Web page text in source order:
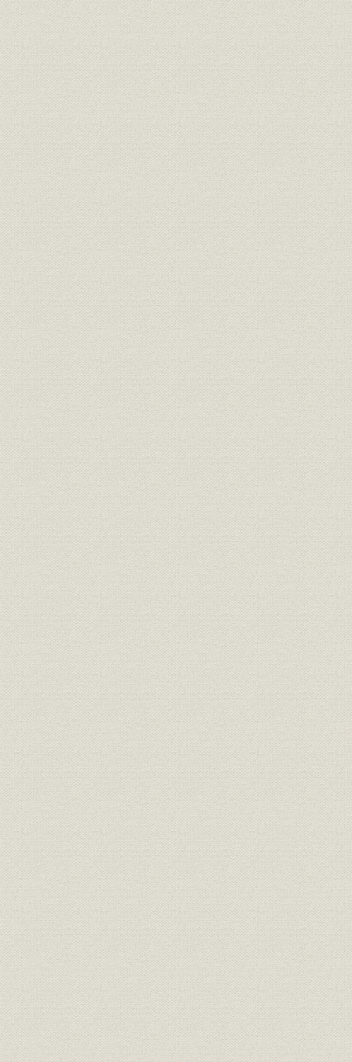
カールトンの来日
沖牙太郎との交渉決裂
岩垂邦彦の決断
3. 日本電気合資会社の設立
WE社の対応
日本電気合資会社
合資会社の課題
第1章 日本電気株式会社の設立(1899~1913年)
第1節 近代産業の確立と情報・通信
1. 条約改正
1899年の条約改正
外国資本の進出
近代産業の確立
2. 第2次電話拡張計画
第1次電話拡張計画と電話利用の拡大
第2次電話拡張計画
電話の普及と利用の多様化
第2節 日本電気株式会社の設立
1. 日本初の外資系企業
日本電気株式会社の設立
WE社と日本電気株式会社
設立時の課題
2. 設立初期の業務
初期の経営
第1次電話拡張計画の終了
需要の落ち込みへの対応
第3節 経営基盤の確立
1. 第2次電話拡張計画と日本電気
販売の拡大
工場の拡張と増資
2. 組織と人材
組織の変化
人材の拡充